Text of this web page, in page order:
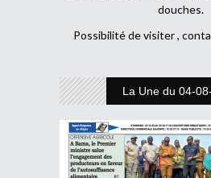
douches.
Possibilité de visiter ,
La Une du 04-